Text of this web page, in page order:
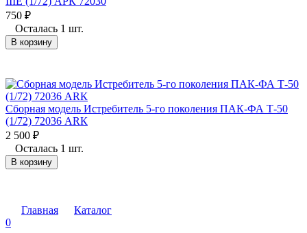
750 ₽
Осталась 1 шт.
В корзину
Сборная модель Истребитель 5-го поколения ПАК-ФА Т-50
(1/72) 72036 АRК
2 500 ₽
Осталась 1 шт.
В корзину
Главная
Каталог
0